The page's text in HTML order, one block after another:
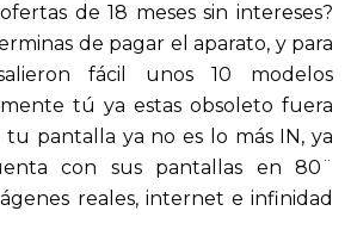
de 18 meses sin intereses?
de pagar el aparato, y para
fácil unos 10 modelos
tú ya estas obsoleto fuera
pantalla ya no es lo más IN, ya
con sus pantallas en 80¨
reales, internet e infinidad